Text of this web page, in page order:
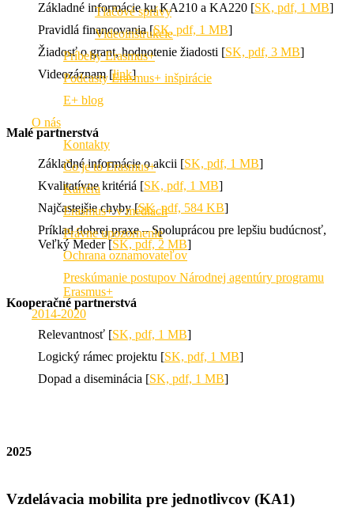
Tlačové správy
Videoinštrukcie
Príbehy Erasmus+
Podcasty Erasmus+ inšpirácie
E+ blog
O nás
Kontakty
Čo je to Erasmus+
Kariéra
Erasmus+ v médiách
Právne upozornenie
Ochrana oznamovateľov
Preskúmanie postupov Národnej agentúry programu
Erasmus+
2014-2020
Základné informácie ku KA210 a KA220 [SK, pdf, 1 MB]
Pravidlá financovania [SK, pdf, 1 MB]
Žiadosť o grant, hodnotenie žiadosti [SK, pdf, 3 MB]
Videozáznam [link]
Malé partnerstvá
Základné informácie o akcii [SK, pdf, 1 MB]
Kvalitatívne kritériá [SK, pdf, 1 MB]
Najčastejšie chyby [SK, pdf, 584 KB]
Príklad dobrej praxe – Spoluprácou pre lepšiu budúcnosť,
Veľký Meder [SK, pdf, 2 MB]
Kooperačné partnerstvá
Relevantnosť [SK, pdf, 1 MB]
Logický rámec projektu [SK, pdf, 1 MB]
Dopad a diseminácia [SK, pdf, 1 MB]
2025
Vzdelávacia mobilita pre jednotlivcov (KA1)